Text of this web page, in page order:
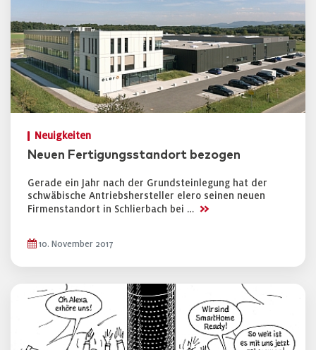
Neuigkeiten
Neuen Fertigungsstandort bezogen
Gerade ein Jahr nach der Grundsteinlegung hat der
schwäbische Antriebshersteller elero seinen neuen
Firmenstandort in Schlierbach bei … >>
10. November 2017